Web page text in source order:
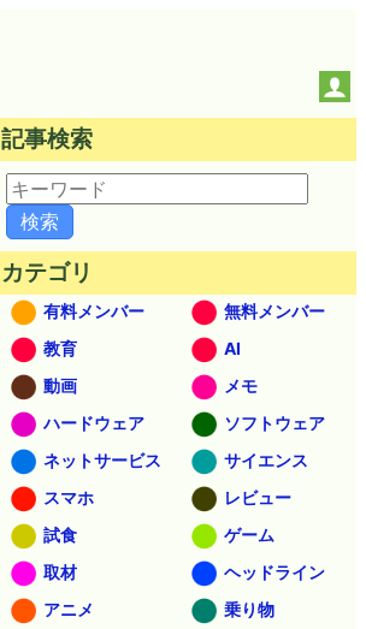
記事検索
カテゴリ
有料メンバー
無料メンバー
教育
AI
動画
メモ
ハードウェア
ソフトウェア
ネットサービス
サイエンス
スマホ
レビュー
試食
ゲーム
取材
ヘッドライン
アニメ
乗り物